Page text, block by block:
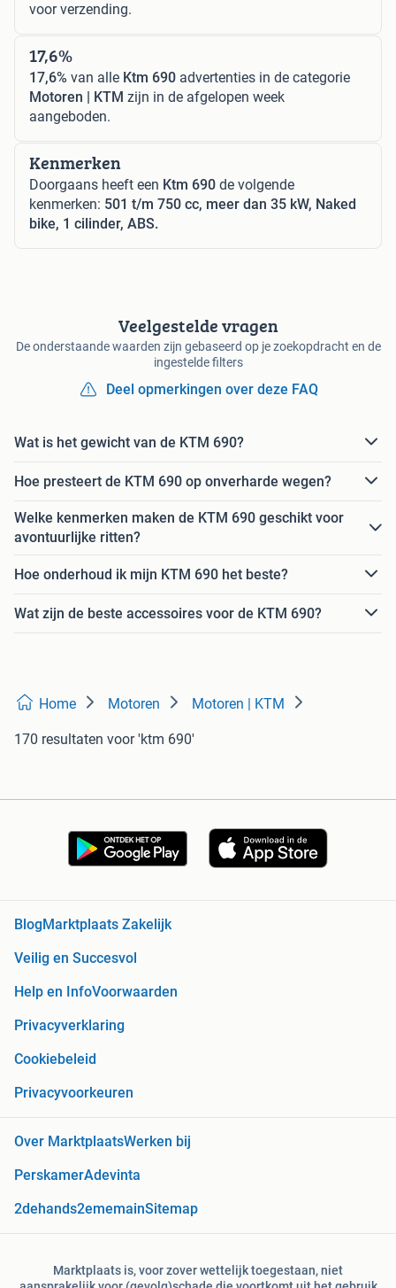
voor verzending.
17,6%
17,6% van alle Ktm 690 advertenties in de categorie
Motoren | KTM zijn in de afgelopen week
aangeboden.
Kenmerken
Doorgaans heeft een Ktm 690 de volgende
kenmerken: 501 t/m 750 cc, meer dan 35 kW, Naked
bike, 1 cilinder, ABS.
Veelgestelde vragen
De onderstaande waarden zijn gebaseerd op je zoekopdracht en de
ingestelde filters
Deel opmerkingen over deze FAQ
Wat is het gewicht van de KTM 690?
Hoe presteert de KTM 690 op onverharde wegen?
Welke kenmerken maken de KTM 690 geschikt voor
avontuurlijke ritten?
Hoe onderhoud ik mijn KTM 690 het beste?
Wat zijn de beste accessoires voor de KTM 690?
Home Motoren Motoren | KTM
170 resultaten voor 'ktm 690'
Blog Marktplaats Zakelijk
Veilig en Succesvol
Help en InfoVoorwaarden
Privacyverklaring
Cookiebeleid
Privacyvoorkeuren
Over MarktplaatsWerken bij
PerskamerAdevinta
2dehands2ememainSitemap
Marktplaats is, voor zover wettelijk toegestaan, niet